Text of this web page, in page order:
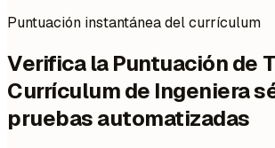
Puntuación instantánea del currículum
Verifica la Puntuación de
Currículum de Ingeniera
pruebas automatizadas